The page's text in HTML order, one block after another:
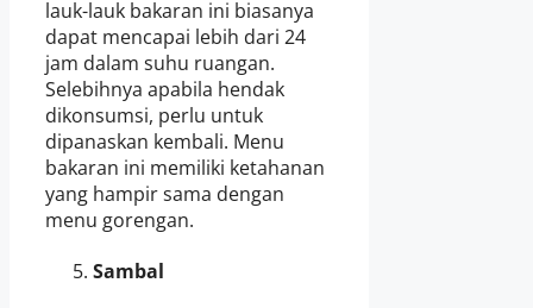
lauk-lauk bakaran ini biasanya
dapat mencapai lebih dari 24
jam dalam suhu ruangan.
Selebihnya apabila hendak
dikonsumsi, perlu untuk
dipanaskan kembali. Menu
bakaran ini memiliki ketahanan
yang hampir sama dengan
menu gorengan.
Sambal